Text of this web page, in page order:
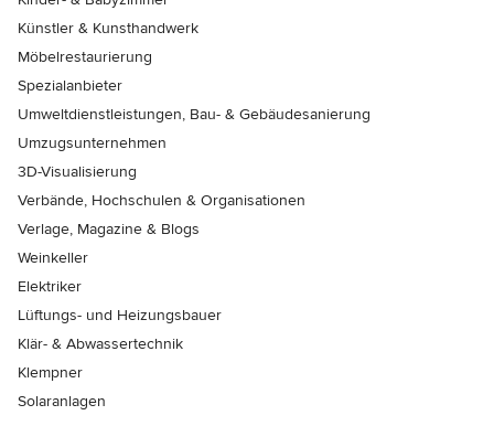
Künstler & Kunsthandwerk
Möbelrestaurierung
Spezialanbieter
Umweltdienstleistungen, Bau- & Gebäudesanierung
Umzugsunternehmen
3D-Visualisierung
Verbände, Hochschulen & Organisationen
Verlage, Magazine & Blogs
Weinkeller
Elektriker
Lüftungs- und Heizungsbauer
Klär- & Abwassertechnik
Klempner
Solaranlagen